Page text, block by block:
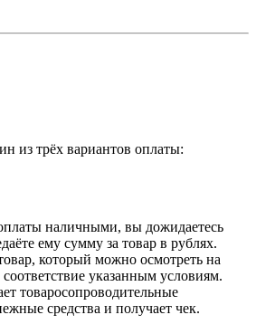
из трёх вариантов оплаты:
наличными, вы дожидаетесь
ему сумму за товар в рублях.
который можно осмотреть на
указанным условиям.
товаросопроводительные
средства и получает чек.